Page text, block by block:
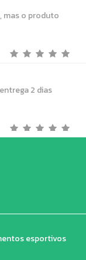
mas o produto
2 dias
esportivos